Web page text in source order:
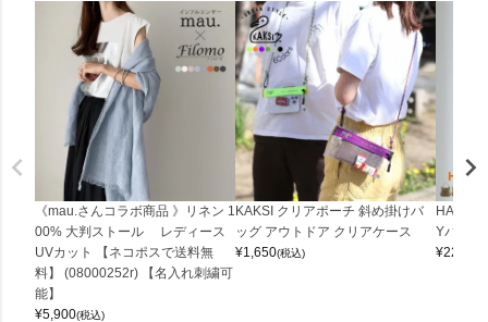
《mau.さんコラボ商品 》リネン 1
00% 大判ストール レディース
UVカット 【ネコポスで送料無
料】 (08000252r) 【名入れ刺繍可
能】
¥5,900(税込)
KAKSI クリアポーチ 斜め掛けバ
ッグ アウトドア クリアケース
¥1,650(税込)
Yバッグ
¥22,000